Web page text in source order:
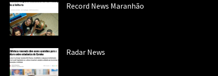
Record News Maranhão
Radar News